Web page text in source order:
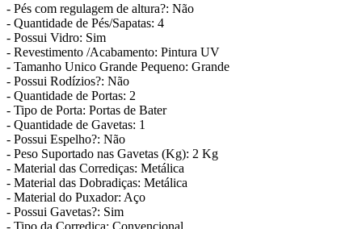
- Pés com regulagem de altura?: Não
- Quantidade de Pés/Sapatas: 4
- Possui Vidro: Sim
- Revestimento /Acabamento: Pintura UV
- Tamanho Unico Grande Pequeno: Grande
- Possui Rodízios?: Não
- Quantidade de Portas: 2
- Tipo de Porta: Portas de Bater
- Quantidade de Gavetas: 1
- Possui Espelho?: Não
- Peso Suportado nas Gavetas (Kg): 2 Kg
- Material das Corrediças: Metálica
- Material das Dobradiças: Metálica
- Material do Puxador: Aço
- Possui Gavetas?: Sim